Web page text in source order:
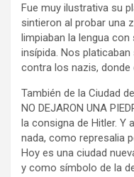
Fue muy ilustrativa su
sintieron al probar una
limpiaban la lengua
insípida. Nos
contra los nazis,
También de la Ciudad
NO DEJARON UNA
la consigna de Hitler. Y
nada, como represalia
Hoy es una ciudad
y como símbolo de la